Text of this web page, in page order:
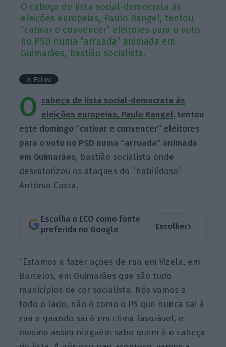
O cabeça de lista social-democrata às
eleições europeias, Paulo Rangel, tentou
“cativar e convencer” eleitores para o voto
no PSD numa “arruada” animada em
Guimarães, bastião socialista.
O cabeça de lista social-democrata às
eleições europeias, Paulo Rangel, tentou
este domingo “cativar e convencer” eleitores
para o voto no PSD numa “arruada” animada
em Guimarães, bastião socialista onde
desvalorizou os ataques do “habilidoso”
António Costa.
Escolha o ECO como fonte
preferida no Google
Escolher›
“Estamos a fazer ações de rua em Vizela, em
Barcelos, em Guimarães que são tudo
municípios de cor socialista. Nós vamos a
todo o lado, não é como o PS que nunca sai à
rua e quando sai é em clima favorável, e
mesmo assim ninguém sabe quem é o cabeça